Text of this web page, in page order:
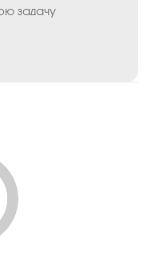
задачу